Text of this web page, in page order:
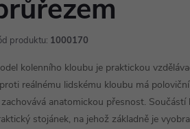
produktu: 1000170
kolenního kloubu je praktickou
reálnému lidskému kloubu má
anatomickou přesnost. Součástí
stojánek, na jehož základně je